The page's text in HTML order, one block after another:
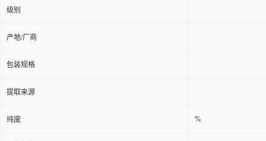
级别
产地/厂商
包装规格
提取来源
纯度 %